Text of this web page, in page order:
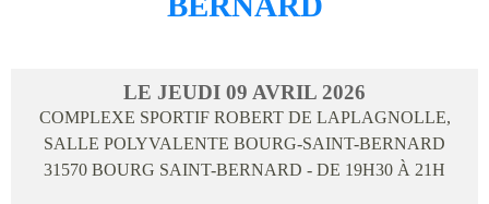
LE JEUDI 09 AVRIL 2026
COMPLEXE SPORTIF ROBERT DE LAPLAGNOLLE,
SALLE POLYVALENTE BOURG-SAINT-BERNARD
31570 BOURG SAINT-BERNARD - DE 19H30 À 21H